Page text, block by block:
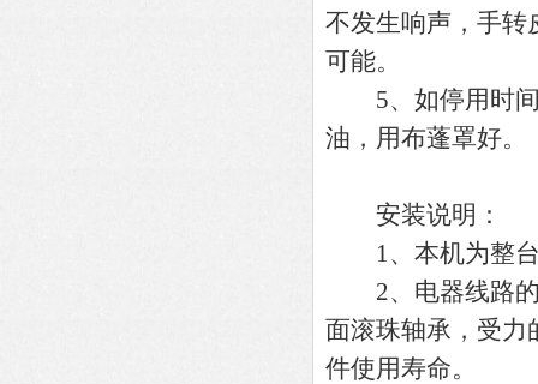
不发生响声，手转
可能。
5、如停用时间
油，用布蓬罩好。
安装说明：
1、本机为整台
2、电器线路的
面滚珠轴承，受力
件使用寿命。